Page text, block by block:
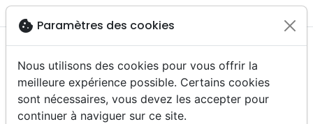
menu
cookie Paramètres des cookies
Nous utilisons des cookies pour vous offrir la
meilleure expérience possible. Certains cookies
sont nécessaires, vous devez les accepter pour
continuer à naviguer sur ce site.